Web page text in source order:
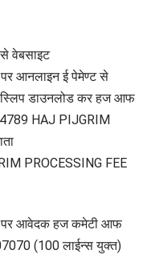
वेबसाइट
पर आनलाइन ई पेमेण्ट से
डाउनलोड कर हज आफ
HAJ PIJGRIM
PROCESSING FEE
पर आवेदक हज कमेटी आफ
(100 लाईन्स युक्त)